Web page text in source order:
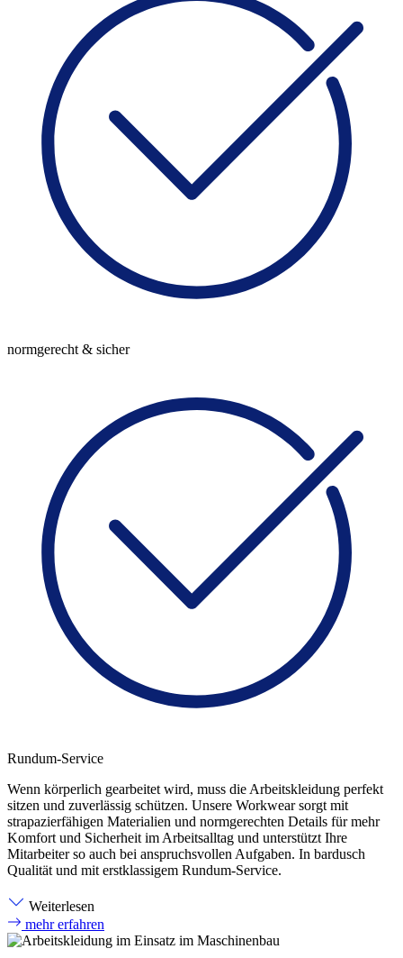
normgerecht & sicher
Rundum-Service
Wenn körperlich gearbeitet wird, muss die Arbeitskleidung perfekt
sitzen und zuverlässig schützen. Unsere Workwear sorgt mit
strapazierfähigen Materialien und normgerechten Details für mehr
Komfort und Sicherheit im Arbeitsalltag und unterstützt Ihre
Mitarbeiter so auch bei anspruchsvollen Aufgaben. In bardusch
Qualität und mit erstklassigem Rundum-Service.
Weiterlesen
mehr erfahren